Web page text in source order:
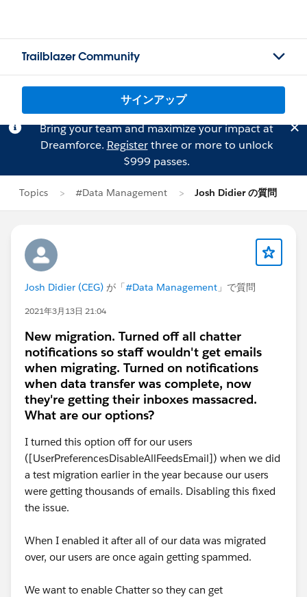
Trailblazer Community
サインアップ
Bring your team and maximize your impact at
Dreamforce. Registerthree or more to unlock
$999 passes.
Topics #Data Management Josh Didier の質問
Josh Didier (CEG) が「#Data Management 」で質問
2021年3月13日 21:04
New migration. Turned off all chatter
notifications so staff wouldn't get emails
when migrating. Turned on notifications
when data transfer was complete, now
they're getting their inboxes massacred.
What are our options?
I turned this option off for our users
([UserPreferencesDisableAllFeedsEmail]) when we did
a test migration earlier in the year because our users
were getting thousands of emails. Disabling this fixed
the issue.
When I enabled it after all of our data was migrated
over, our users are once again getting spammed.
We want to enable Chatter so they can get